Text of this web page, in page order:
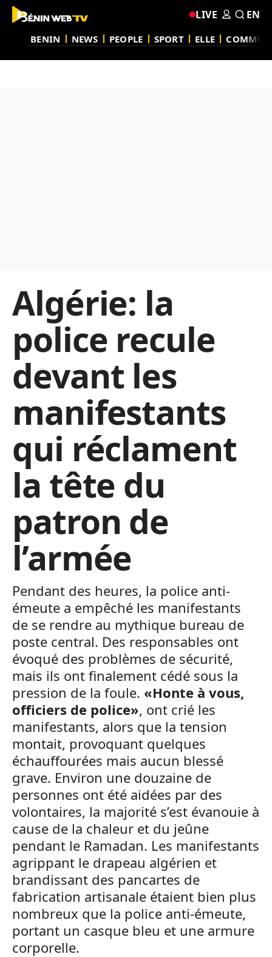
BENIN NEWS PEOPLE SPORT ELLE
LIVE EN
Algérie: la
police recule
devant les
manifestants
qui réclament
la tête du
patron de
l’armée
Pendant des heures, la police anti-
émeute a empêché les manifestants
de se rendre au mythique bureau de
poste central. Des responsables ont
évoqué des problèmes de sécurité,
mais ils ont finalement cédé sous la
pression de la foule. «Honte à vous,
officiers de police», ont crié les
manifestants, alors que la tension
montait, provoquant quelques
échauffourées mais aucun blessé
grave. Environ une douzaine de
personnes ont été aidées par des
volontaires, la majorité s’est évanouie à
cause de la chaleur et du jeûne
pendant le Ramadan. Les manifestants
agrippant le drapeau algérien et
brandissant des pancartes de
fabrication artisanale étaient bien plus
nombreux que la police anti-émeute,
portant un casque bleu et une armure
corporelle.